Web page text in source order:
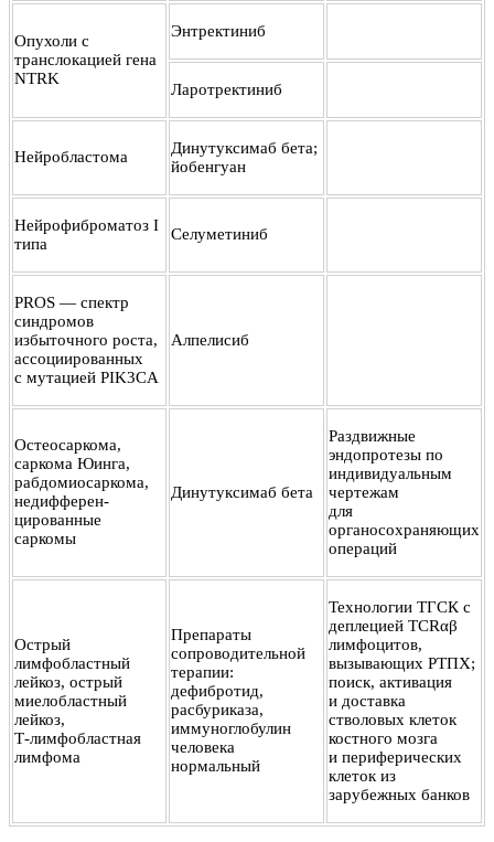
Опухоли с
транслокацией гена
NTRK
Энтректиниб
Ларотректиниб
Нейробластома
Динутуксимаб бета;
йобенгуан
Нейрофиброматоз I
типа
Селуметиниб
PROS — спектр
синдромов
избыточного роста,
ассоциированных
с мутацией PIK3CA
Алпелисиб
Остеосаркома,
саркома Юинга,
рабдомиосаркома,
недифферен-
цированные
саркомы
Динутуксимаб бета
Раздвижные
эндопротезы по
индивидуальным
чертежам
для
органосохраняющих
операций
Острый
лимфобластный
лейкоз, острый
миелобластный
лейкоз,
Т-лимфобластная
лимфома
Препараты
сопроводительной
терапии:
дефибротид,
расбуриказа,
иммуноглобулин
человека
нормальный
Технологии ТГСК с
деплецией TCRαβ
лимфоцитов,
вызывающих РТПХ;
поиск, активация
и доставка
стволовых клеток
костного мозга
и периферических
клеток из
зарубежных банков